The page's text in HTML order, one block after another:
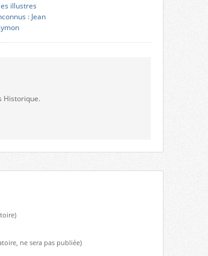
illustres
: Jean
Historique.
ne sera pas publiée)